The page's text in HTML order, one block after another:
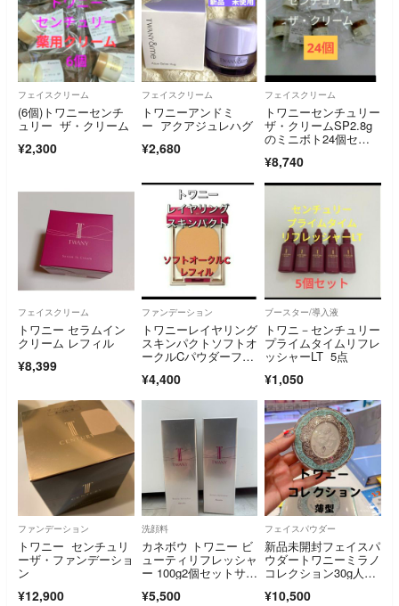
フェイスクリーム
(6個)トワニーセンチ
ュリー ザ・クリーム
¥2,300
フェイスクリーム
トワニーアンドミ
ー アクアジュレハグ
¥2,680
フェイスクリーム
トワニーセンチュリー
ザ・クリームSP2.8g
のミニボト24個セッ
¥8,740
フェイスクリーム
トワニー セラムイン
クリーム レフィル
¥8,399
ファンデーション
トワニーレイヤリング
スキンパクトソフトオ
ークルCパウダーファ
¥4,400
ブースター/導入液
トワニ－センチュリー
プライムタイムリフレ
ッシャーLT 5点
¥1,050
ファンデーション
トワニー センチュリ
ーザ・ファンデーショ
ン
¥12,900
洗顔料
カネボウ トワニー ビ
ューティリフレッシャ
ー 100g2個セットサン
¥5,500
フェイスパウダー
新品未開封フェイスパ
ウダートワニーミラノ
コレクション30g人気
¥10,500